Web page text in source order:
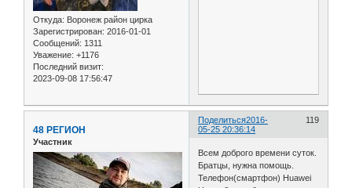
Откуда: Воронеж район цирка
Зарегистрирован: 2016-01-01
Сообщений: 1311
Уважение: +1176
Последний визит:
2023-09-08 17:56:47
Поделиться 119
2016-
05-25 20:36:14
48 РЕГИОН
Участник
Всем доброго времени суток.
Братцы, нужна помощь.
Телефон(смартфон) Huawei